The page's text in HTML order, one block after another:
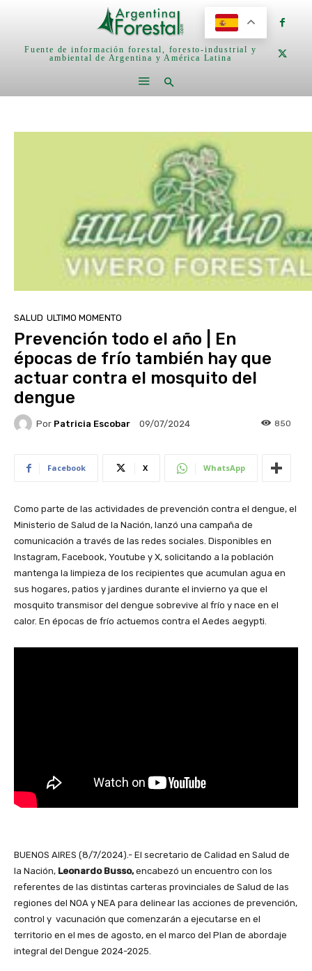
Fuente de información forestal, foresto-industrial y
ambiental de Argentina y América Latina
SALUD ULTIMO MOMENTO
Prevención todo el año | En
épocas de frío también hay que
actuar contra el mosquito del
dengue
Por Patricia Escobar 09/07/2024 850
Facebook X WhatsApp
Como parte de las actividades de prevención contra el dengue, el
Ministerio de Salud de la Nación, lanzó una campaña de
comunicación a través de las redes sociales. Disponibles en
Instagram, Facebook, Youtube y X, solicitando a la población
mantenga la limpieza de los recipientes que acumulan agua en
sus hogares, patios y jardines durante el invierno ya que el
mosquito transmisor del dengue sobrevive al frío y nace en el
calor. En épocas de frío actuemos contra el Aedes aegypti.
BUENOS AIRES (8/7/2024).- El secretario de Calidad en Salud de
la Nación, Leonardo Busso,encabezó un encuentro con los
referentes de las distintas carteras provinciales de Salud de las
regiones del NOA y NEA para delinear las acciones de prevención,
control y vacunación que comenzarán a ejecutarse en el
territorio en el mes de agosto, en el marco del Plan de abordaje
integral del Dengue 2024-2025.